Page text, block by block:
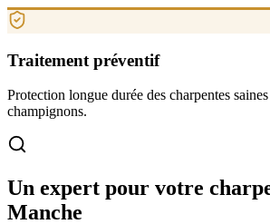
Traitement préventif
Protection longue durée des charpentes
champignons.
Un expert pour votre
Manche